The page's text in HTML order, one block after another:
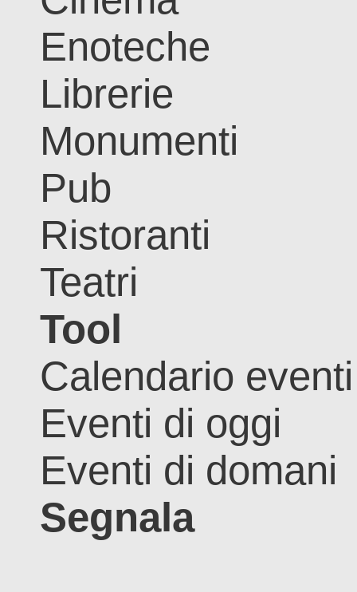
Enoteche
Librerie
Monumenti
Pub
Ristoranti
Teatri
Tool
Calendario eventi
Eventi di oggi
Eventi di domani
Segnala